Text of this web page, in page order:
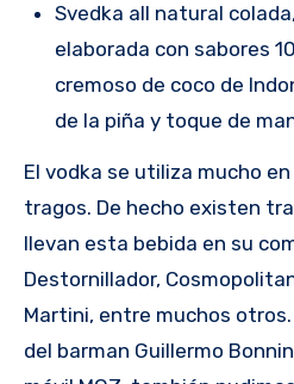
Svedka all natural
elaborada con sabores
cremoso de coco de
de la piña y toque de
El vodka se utiliza mucho
tragos. De hecho existen
llevan esta bebida en su
Destornillador,
Martini, entre muchos
del barman Guillermo